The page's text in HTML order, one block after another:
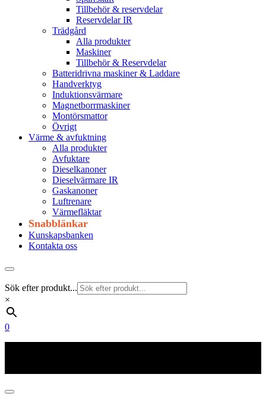
Tillbehör & reservdelar
Reservdelar IR
Trädgård
Alla produkter
Maskiner
Tillbehör & Reservdelar
Batteridrivna maskiner & Laddare
Handverktyg
Induktionsvärmare
Magnetborrmaskiner
Montörsmattor
Övrigt
Värme & avfuktning
Alla produkter
Avfuktare
Dieselkanoner
Dieselvärmare IR
Gaskanoner
Luftrenare
Värmefläktar
Snabblänkar
Kunskapsbanken
Kontakta oss
Sök efter produkt...
×
0